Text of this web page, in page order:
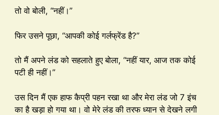
तो वो बोली, “नहीं।”
फिर उसने पूछा, “आपकी कोई गर्लफ्रेंड है?”
तो मैं अपने लंड को सहलाते हुए बोला, “नहीं यार, आज तक कोई
पटी ही नहीं।”
उस दिन मैं एक हाफ कैप्री पहन रखा था और मेरा लंड जो 7 इंच
का है खड़ा हो गया था। वो मेरे लंड की तरफ ध्यान से देखने लगी